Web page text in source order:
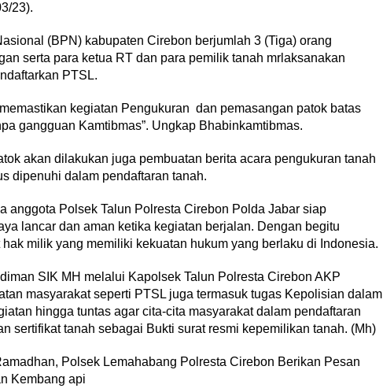
23).
(BPN) kabupaten Cirebon berjumlah 3 (Tiga) orang
serta para ketua RT dan para pemilik tanah mrlaksanakan
PTSL.
kegiatan Pengukuran dan pemasangan patok batas
gangguan Kamtibmas”. Ungkap Bhabinkamtibmas.
akan dilakukan juga pembuatan berita acara pengukuran tanah
dipenuhi dalam pendaftaran tanah.
anggota Polsek Talun Polresta Cirebon Polda Jabar siap
lancar dan aman ketika kegiatan berjalan. Dengan begitu
milik yang memiliki kekuatan hukum yang berlaku di Indonesia.
SIK MH melalui Kapolsek Talun Polresta Cirebon AKP
masyarakat seperti PTSL juga termasuk tugas Kepolisian dalam
hingga tuntas agar cita-cita masyarakat dalam pendaftaran
sertifikat tanah sebagai Bukti surat resmi kepemilikan tanah. (Mh)
Polsek Lemahabang Polresta Cirebon Berikan Pesan
Kembang api